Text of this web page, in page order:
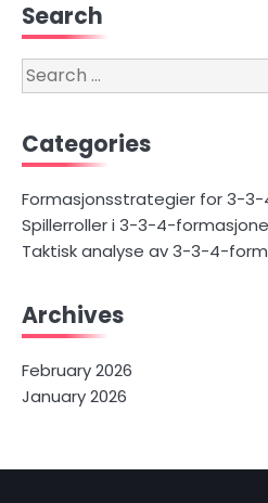
Search
Search
for:
Categories
Formasjonsstrategier for 3-
Spillerroller i 3-3-4-
Taktisk analyse av 3-3-4-
Archives
February 2026
January 2026